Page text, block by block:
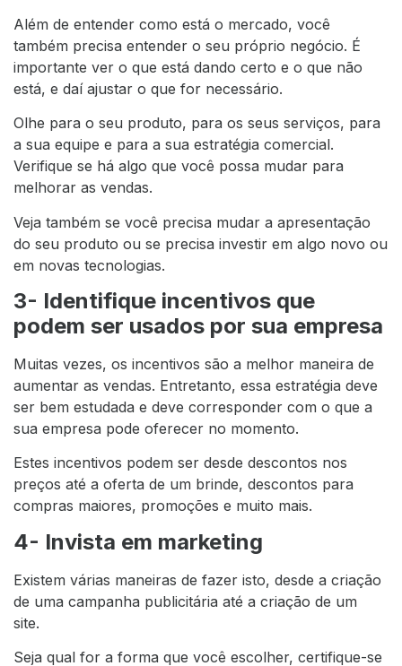
Além de entender como está o mercado, você
também precisa entender o seu próprio negócio. É
importante ver o que está dando certo e o que não
está, e daí ajustar o que for necessário.
Olhe para o seu produto, para os seus serviços, para
a sua equipe e para a sua estratégia comercial.
Verifique se há algo que você possa mudar para
melhorar as vendas.
Veja também se você precisa mudar a apresentação
do seu produto ou se precisa investir em algo novo ou
em novas tecnologias.
3- Identifique incentivos que
podem ser usados por sua empresa
Muitas vezes, os incentivos são a melhor maneira de
aumentar as vendas. Entretanto, essa estratégia deve
ser bem estudada e deve corresponder com o que a
sua empresa pode oferecer no momento.
Estes incentivos podem ser desde descontos nos
preços até a oferta de um brinde, descontos para
compras maiores, promoções e muito mais.
4- Invista em marketing
Existem várias maneiras de fazer isto, desde a criação
de uma campanha publicitária até a criação de um
site.
Seja qual for a forma que você escolher, certifique-se